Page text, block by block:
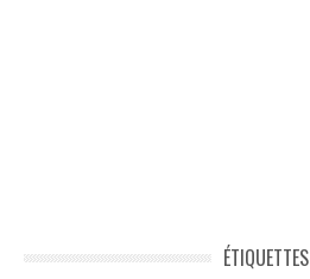
ÉTIQUETTES